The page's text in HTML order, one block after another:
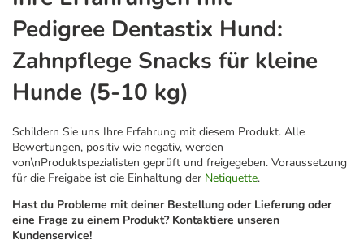
Pedigree Dentastix Hund:
Zahnpflege Snacks für kleine
Hunde (5-10 kg)
Schildern Sie uns Ihre Erfahrung mit diesem Produkt. Alle
Bewertungen, positiv wie negativ, werden
von\nProduktspezialisten geprüft und freigegeben. Voraussetzung
für die Freigabe ist die Einhaltung der Netiquette.
Hast du Probleme mit deiner Bestellung oder Lieferung oder
eine Frage zu einem Produkt? Kontaktiere unseren
Kundenservice!